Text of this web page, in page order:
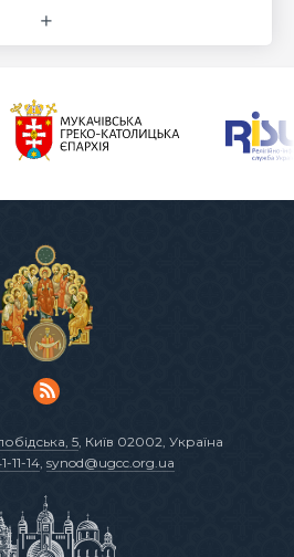
5 , Київ 02002, Україна
11-14, synod@ugcc.org.ua